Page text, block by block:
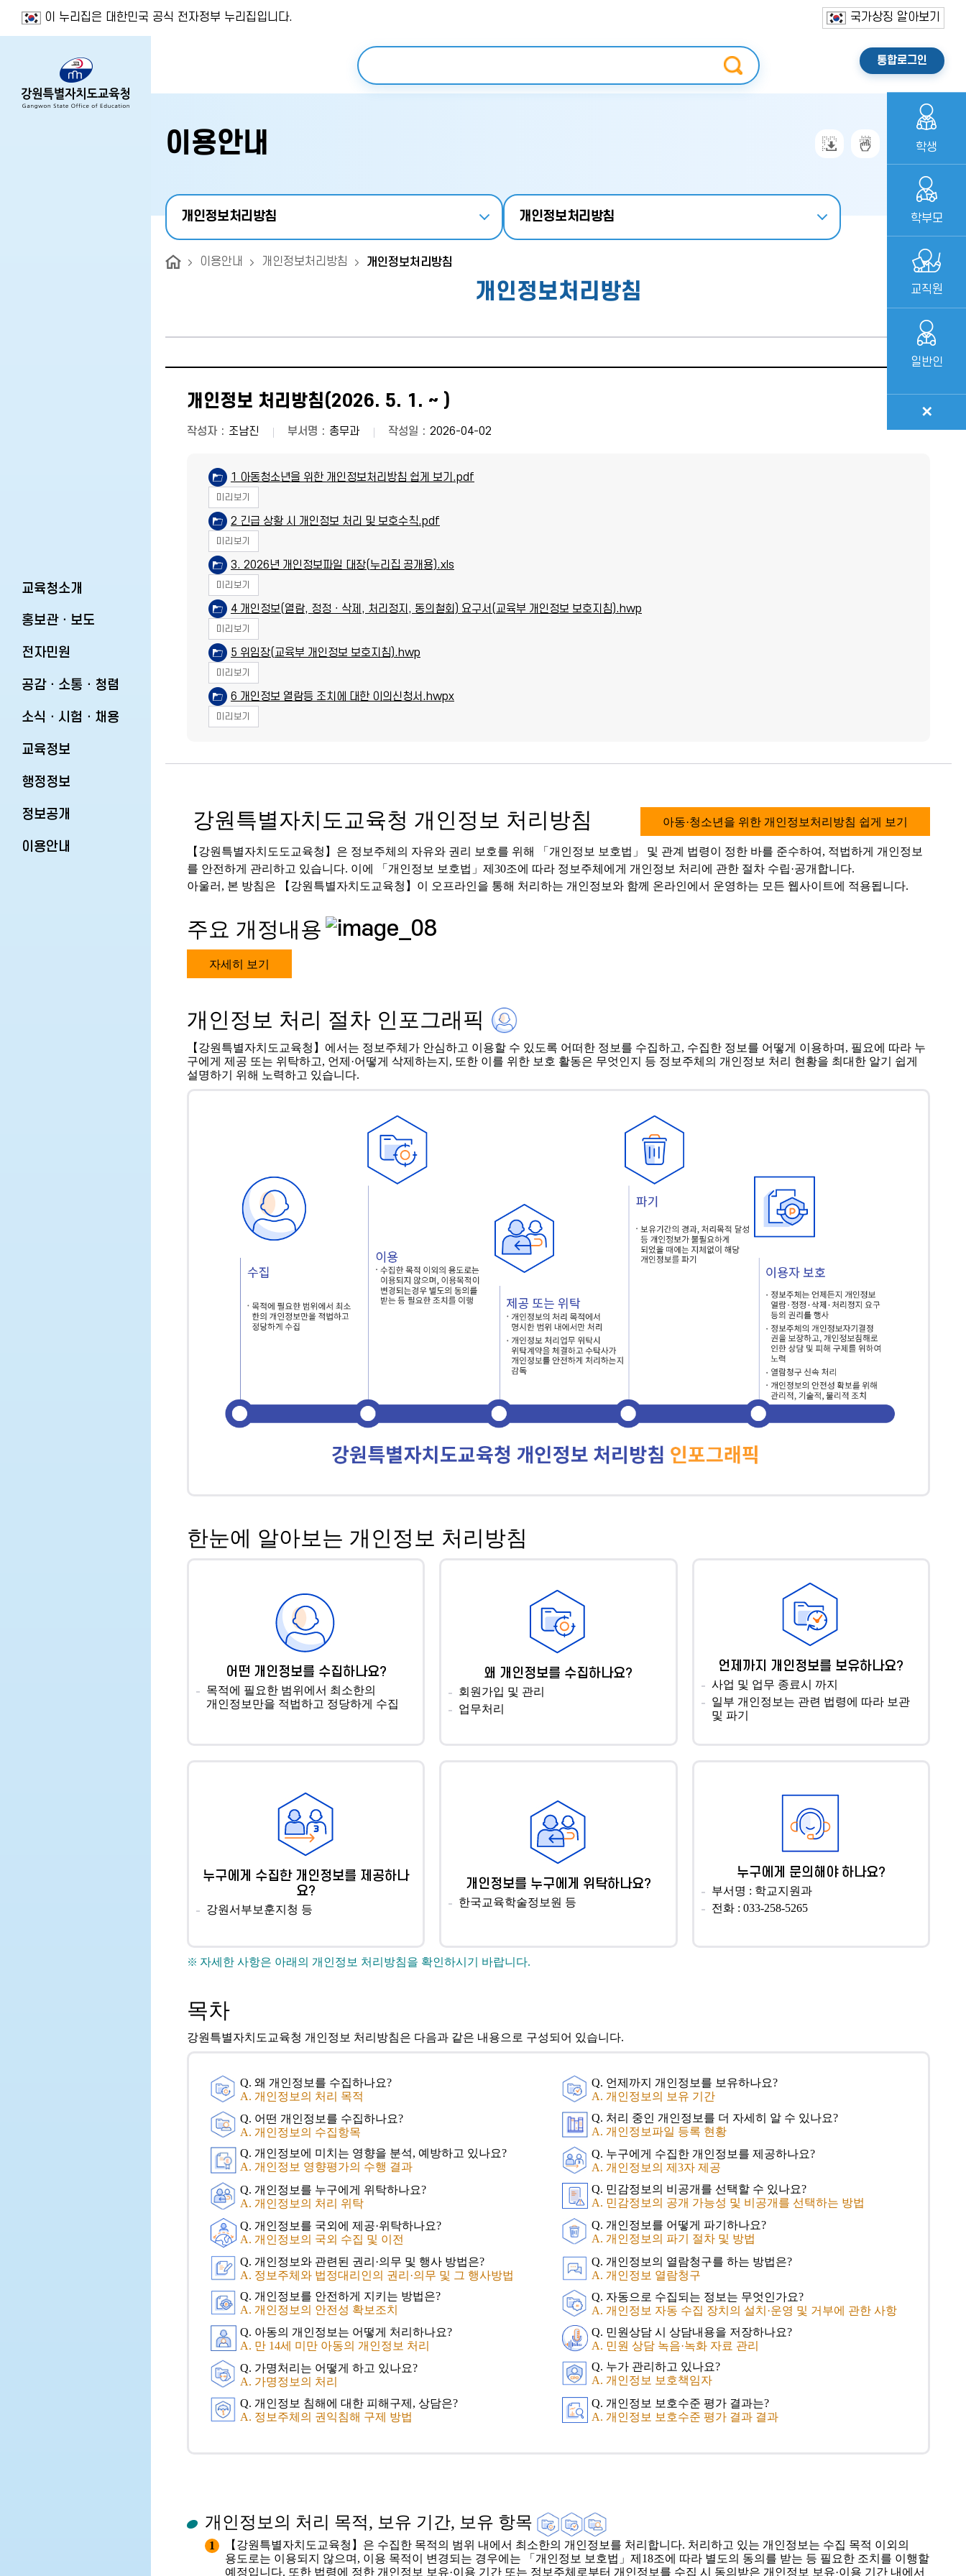
이 누리집은 대한민국 공식 전자정부 누리집입니다.
국가상징 알아보기
통합로그인
검색어 입력
교육청소개
홍보관ㆍ보도
전자민원
공감ㆍ소통ㆍ청렴
소식ㆍ시험ㆍ채용
교육정보
행정정보
정보공개
이용안내
이용안내
개인정보처리방침 개인정보처리방침
이용안내 개인정보처리방침 개인정보처리방침
개인정보처리방침
개인정보 처리방침(2026. 5. 1. ~ )
작성자 조남진 부서명 총무과 작성일 2026-04-02
1 아동청소년을 위한 개인정보처리방침 쉽게 보기.pdf
미리보기
2 긴급 상황 시 개인정보 처리 및 보호수칙.pdf
미리보기
3. 2026년 개인정보파일 대장(누리집 공개용).xls
미리보기
4 개인정보(열람, 정정ㆍ삭제, 처리정지, 동의철회) 요구서(교육부 개인정보 보호지침).hwp
미리보기
5 위임장(교육부 개인정보 보호지침).hwp
미리보기
6 개인정보 열람등 조치에 대한 이의신청서.hwpx
미리보기
강원특별자치도교육청 개인정보 처리방침 아동·청소년을 위한 개인정보처리방침 쉽게 보기
【강원특별자치도도교육청】은 정보주체의 자유와 권리 보호를 위해 「개인정보 보호법」 및 관계 법령이 정한 바를 준수하여, 적법하게 개인정보
를 안전하게 관리하고 있습니다. 이에 「개인정보 보호법」제30조에 따라 정보주체에게 개인정보 처리에 관한 절차 수립·공개합니다.
아울러, 본 방침은 【강원특별자치도교육청】이 오프라인을 통해 처리하는 개인정보와 함께 온라인에서 운영하는 모든 웹사이트에 적용됩니다.
주요 개정내용
자세히 보기
개인정보 처리 절차 인포그래픽
【강원특별자치도교육청】에서는 정보주체가 안심하고 이용할 수 있도록 어떠한 정보를 수집하고, 수집한 정보를 어떻게 이용하며, 필요에 따라 누
구에게 제공 또는 위탁하고, 언제·어떻게 삭제하는지, 또한 이를 위한 보호 활동은 무엇인지 등 정보주체의 개인정보 처리 현황을 최대한 알기 쉽게
설명하기 위해 노력하고 있습니다.
한눈에 알아보는 개인정보 처리방침
어떤 개인정보를 수집하나요?
목적에 필요한 범위에서 최소한의
개인정보만을 적법하고 정당하게 수집
왜 개인정보를 수집하나요?
회원가입 및 관리
업무처리
언제까지 개인정보를 보유하나요?
사업 및 업무 종료시 까지
일부 개인정보는 관련 법령에 따라 보관
및 파기
누구에게 수집한 개인정보를 제공하나
요?
강원서부보훈지청 등
개인정보를 누구에게 위탁하나요?
한국교육학술정보원 등
누구에게 문의해야 하나요?
부서명 : 학교지원과
전화 : 033-258-5265
자세한 사항은 아래의 개인정보 처리방침을 확인하시기 바랍니다.
목차
강원특별자치도교육청 개인정보 처리방침은 다음과 같은 내용으로 구성되어 있습니다.
Q. 왜 개인정보를 수집하나요?
A. 개인정보의 처리 목적
Q. 언제까지 개인정보를 보유하나요?
A. 개인정보의 보유 기간
Q. 어떤 개인정보를 수집하나요?
A. 개인정보의 수집항목
Q. 처리 중인 개인정보를 더 자세히 알 수 있나요?
A. 개인정보파일 등록 현황
Q. 개인정보에 미치는 영향을 분석, 예방하고 있나요?
A. 개인정보 영향평가의 수행 결과
Q. 누구에게 수집한 개인정보를 제공하나요?
A. 개인정보의 제3자 제공
Q. 개인정보를 누구에게 위탁하나요?
A. 개인정보의 처리 위탁
Q. 민감정보의 비공개를 선택할 수 있나요?
A. 민감정보의 공개 가능성 및 비공개를 선택하는 방법
Q. 개인정보를 국외에 제공·위탁하나요?
A. 개인정보의 국외 수집 및 이전
Q. 개인정보를 어떻게 파기하나요?
A. 개인정보의 파기 절차 및 방법
Q. 개인정보와 관련된 권리·의무 및 행사 방법은?
A. 정보주체와 법정대리인의 권리·의무 및 그 행사방법
Q. 개인정보의 열람청구를 하는 방법은?
A. 개인정보 열람청구
Q. 개인정보를 안전하게 지키는 방법은?
A. 개인정보의 안전성 확보조치
Q. 자동으로 수집되는 정보는 무엇인가요?
A. 개인정보 자동 수집 장치의 설치·운영 및 거부에 관한 사항
Q. 아동의 개인정보는 어떻게 처리하나요?
A. 만 14세 미만 아동의 개인정보 처리
Q. 민원상담 시 상담내용을 저장하나요?
A. 민원 상담 녹음·녹화 자료 관리
Q. 가명처리는 어떻게 하고 있나요?
A. 가명정보의 처리
Q. 누가 관리하고 있나요?
A. 개인정보 보호책임자
Q. 개인정보 침해에 대한 피해구제, 상담은?
A. 정보주체의 권익침해 구제 방법
Q. 개인정보 보호수준 평가 결과는?
A. 개인정보 보호수준 평가 결과 결과
개인정보의 처리 목적, 보유 기간, 보유 항목
1
【강원특별자치도교육청】은 수집한 목적의 범위 내에서 최소한의 개인정보를 처리합니다. 처리하고 있는 개인정보는 수집 목적 이외의
용도로는 이용되지 않으며, 이용 목적이 변경되는 경우에는 「개인정보 보호법」제18조에 따라 별도의 동의를 받는 등 필요한 조치를 이행할
예정입니다. 또한 법령에 정한 개인정보 보유·이용 기간 또는 정보주체로부터 개인정보를 수집 시 동의받은 개인정보 보유·이용 기간 내에서
학생
학부모
교직원
일반인
✕